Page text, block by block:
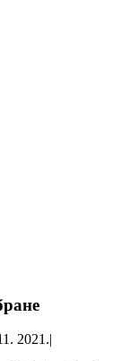
2021.|